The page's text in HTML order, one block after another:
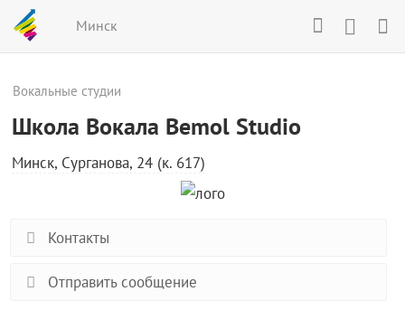
Минск
Вокальные студии
Школа Вокала Bemol Studio
Минск, Сурганова, 24 (к. 617)
Контакты
Отправить сообщение